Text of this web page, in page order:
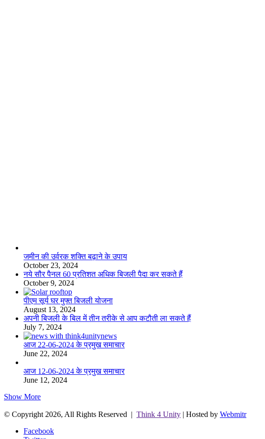
जमीन की उर्वरक शक्ति बढ़ाने के उपाय
October 23, 2024
नये सौर पैनल 60 प्रतिशत अधिक बिजली पैदा कर सकते हैं
October 9, 2024
पीएम सूर्य घर मुफ्त बिजली योजना
August 13, 2024
अपनी बिजली के बिल में तीन तरीके से आप कटौती ला सकते हैं
July 7, 2024
आज 22-06-2024 के प्रमुख समाचार
June 22, 2024
आज 12-06-2024 के प्रमुख समाचार
June 12, 2024
Show More
© Copyright 2026, All Rights Reserved | Think 4 Unity | Hosted by Webmitr
Facebook